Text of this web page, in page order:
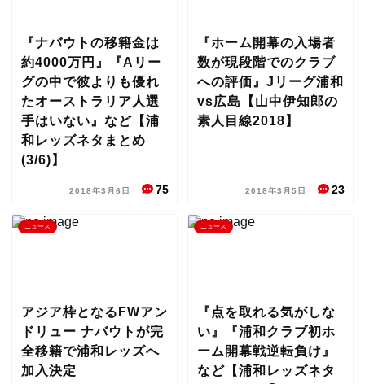
『ナバウトの移籍金は
約4000万円』『Aリー
グの中で彼よりも優れ
たオーストラリア人選
手はいない』など【浦
和レッズネタまとめ
(3/6)】
2018年3月6日 75
『ホーム開幕の入場者
数が現段階でのクラブ
への評価』Jリーグ浦和
vs広島【山中伊知郎の
素人目線2018】
2018年3月5日 23
ニュース
アジア枠となるFWアン
ドリュー ナバウトが完
全移籍で浦和レッズへ
加入決定
ニュース
『点を取れる気がしな
い』『浦和クラブ初ホ
ーム開幕戦逆転負け』
など【浦和レッズネタ